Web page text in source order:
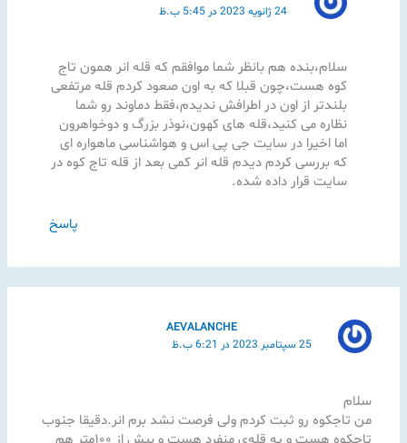
24 ژانویه 2023 در 5:45 ب.ظ
سلام،بنده هم بانظر شما موافقم که قله انر همون تاج
کوه هست،چون قبلا که به اون صعود کردم قله مرتفعی
بلندتر از اون در اطرافش ندیدم،فقط دماوند رو شما
نظاره می کنید،قله های کهون،نوذر بزرگ و دوخواهرون
اما اخیرا در سایت جی پی اس و هواشناسی ماهواره ای
که بررسی کردم دیدم قله انر کمی بعد از قله تاج کوه در
سایت قرار داده شده.
پاسخ
AEVALANCHE
25 سپتامبر 2023 در 6:21 ب.ظ
سلام
من تاجکوه رو ثبت کردم ولی فرصت نشد برم انر.دقیقا جنوب
تاجکوه هست و یه قله‌ی منفرد هست و بیش از ۱۰۰متر هم